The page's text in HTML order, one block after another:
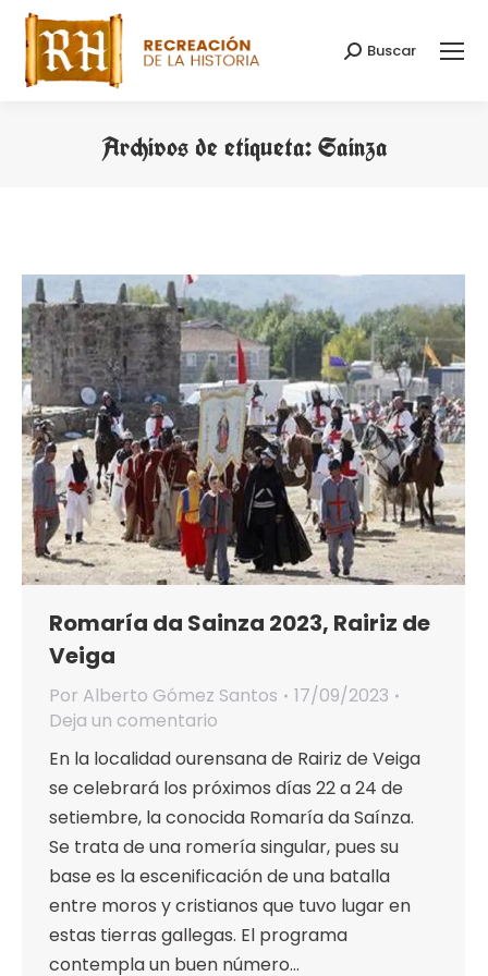
Buscar:
Buscar
Archivos de etiqueta:Sainza
Romaría da Sainza 2023, Rairiz de
Veiga
Por Alberto Gómez Santos
17/09/2023
Deja un comentario
En la localidad ourensana de Rairiz de Veiga
se celebrará los próximos días 22 a 24 de
setiembre, la conocida Romaría da Saínza.
Se trata de una romería singular, pues su
base es la escenificación de una batalla
entre moros y cristianos que tuvo lugar en
estas tierras gallegas. El programa
contempla un buen número…